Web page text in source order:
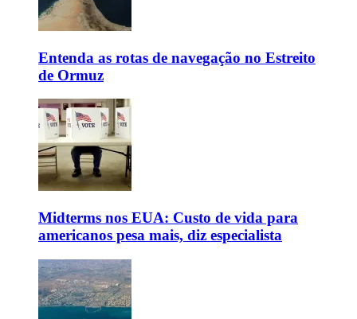
Entenda as rotas de navegação no Estreito
de Ormuz
Midterms nos EUA: Custo de vida para
americanos pesa mais, diz especialista